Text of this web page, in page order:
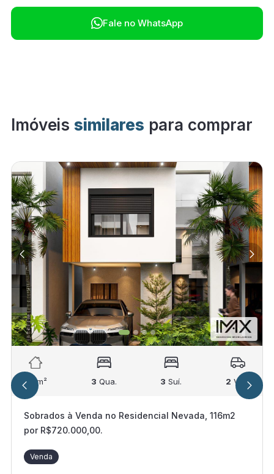
Fale no WhatsApp
Imóveis similares para comprar
116m² 3 Qua. 3 Suí. 2 Vag.
Sobrados à Venda no Residencial Nevada, 116m2
por R$720.000,00.
Venda